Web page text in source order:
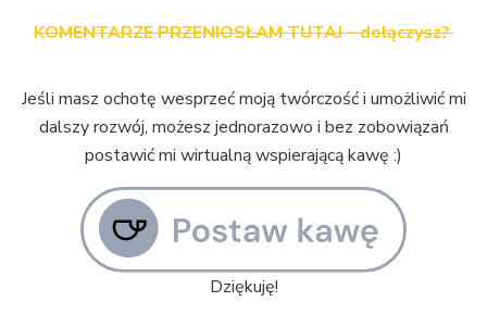
KOMENTARZE PRZENIOSŁAM TUTAJ – dołączysz?
Jeśli masz ochotę wesprzeć moją twórczość i umożliwić mi
dalszy rozwój, możesz jednorazowo i bez zobowiązań
postawić mi wirtualną wspierającą kawę :)
Dziękuję!